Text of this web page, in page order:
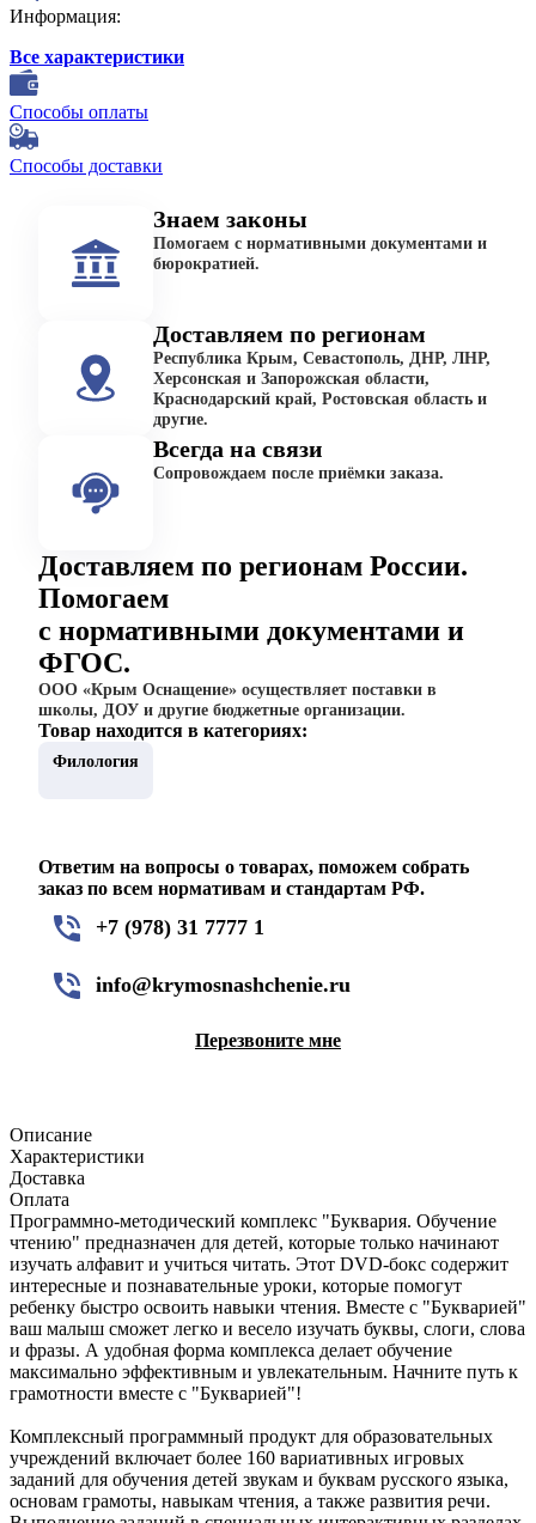
Информация:
Все характеристики
Способы оплаты
Способы доставки
Знаем законы
Помогаем с нормативными документами и
бюрократией.
Доставляем по регионам
Республика Крым, Севастополь, ДНР, ЛНР,
Херсонская и Запорожская области,
Краснодарский край, Ростовская область и
другие.
Всегда на связи
Сопровождаем после приёмки заказа.
Доставляем по регионам России.
Помогаем
с нормативными документами и
ФГОС.
ООО «Крым Оснащение» осуществляет поставки в
школы, ДОУ и другие бюджетные организации.
Товар находится в категориях:
Филология
Ответим на вопросы о товарах, поможем собрать
заказ по всем нормативам и стандартам РФ.
+7 (978) 31 7777 1
info@krymosnashchenie.ru
Перезвоните мне
Описание
Характеристики
Доставка
Оплата
Программно-методический комплекс "Буквария. Обучение
чтению" предназначен для детей, которые только начинают
изучать алфавит и учиться читать. Этот DVD-бокс содержит
интересные и познавательные уроки, которые помогут
ребенку быстро освоить навыки чтения. Вместе с "Букварией"
ваш малыш сможет легко и весело изучать буквы, слоги, слова
и фразы. А удобная форма комплекса делает обучение
максимально эффективным и увлекательным. Начните путь к
грамотности вместе с "Букварией"!
​Комплексный программный продукт для образовательных
учреждений включает более 160 вариативных игровых
заданий для обучения детей звукам и буквам русского языка,
основам грамоты, навыкам чтения, а также развития речи.